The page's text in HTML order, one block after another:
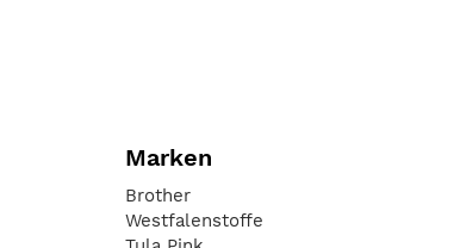
Marken
Brother
Westfalenstoffe